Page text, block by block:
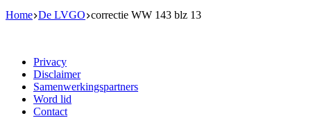
Home De LVGO correctie WW 143 blz 13
Privacy
Disclaimer
Samenwerkingspartners
Word lid
Contact